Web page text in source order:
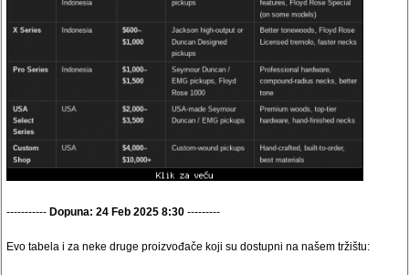
----------- Dopuna: 24 Feb 2025 8:30 ---------
Evo tabela i za neke druge proizvođače koji su dostupni na našem tržištu: